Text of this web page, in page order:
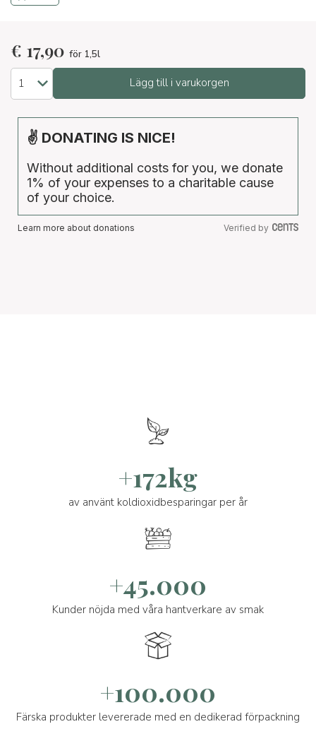
€ 17,90 för 1,5l
Lägg till i varukorgen
✌ DONATING IS NICE!
Without additional costs for you, we donate
1% of your expenses to a charitable cause
of your choice.
Learn more about donations Verified by
+172kg
av använt koldioxidbesparingar per år
+45.000
Kunder nöjda med våra hantverkare av smak
+100.000
Färska produkter levererade med en dedikerad förpackning